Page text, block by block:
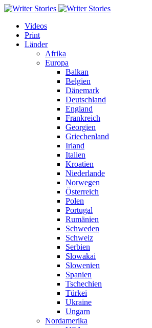
Videos
Print
Länder
Afrika
Europa
Balkan
Belgien
Dänemark
Deutschland
England
Frankreich
Georgien
Griechenland
Irland
Italien
Kroatien
Niederlande
Norwegen
Österreich
Polen
Portugal
Rumänien
Schweden
Schweiz
Serbien
Slowakai
Slowenien
Spanien
Tschechien
Türkei
Ukraine
Ungarn
Nordamerika